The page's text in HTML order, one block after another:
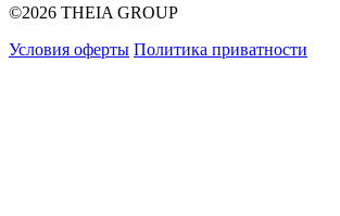
©2026 THEIA GROUP
Условия оферты Политика приватности